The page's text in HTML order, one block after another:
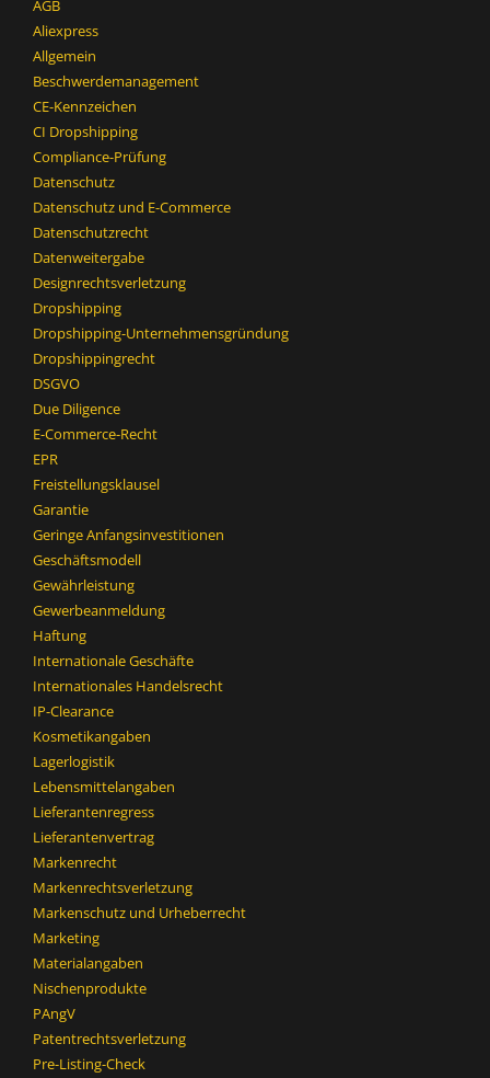
AGB
Aliexpress
Allgemein
Beschwerdemanagement
CE-Kennzeichen
CI Dropshipping
Compliance-Prüfung
Datenschutz
Datenschutz und E-Commerce
Datenschutzrecht
Datenweitergabe
Designrechtsverletzung
Dropshipping
Dropshipping-Unternehmensgründung
Dropshippingrecht
DSGVO
Due Diligence
E-Commerce-Recht
EPR
Freistellungsklausel
Garantie
Geringe Anfangsinvestitionen
Geschäftsmodell
Gewährleistung
Gewerbeanmeldung
Haftung
Internationale Geschäfte
Internationales Handelsrecht
IP-Clearance
Kosmetikangaben
Lagerlogistik
Lebensmittelangaben
Lieferantenregress
Lieferantenvertrag
Markenrecht
Markenrechtsverletzung
Markenschutz und Urheberrecht
Marketing
Materialangaben
Nischenprodukte
PAngV
Patentrechtsverletzung
Pre-Listing-Check